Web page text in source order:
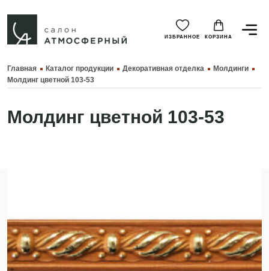
ИЗБРАННОЕ КОРЗИНА
Главная Каталог продукции Декоративная отделка
Молдинги
Молдинг цветной 103-53
Молдинг цветной 103-53